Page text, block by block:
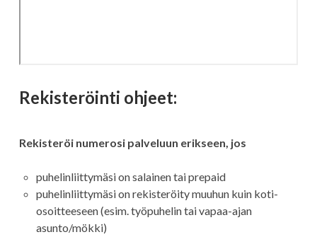
Rekisteröinti ohjeet:
Rekisteröi numerosi palveluun erikseen, jos
puhelinliittymäsi on salainen tai prepaid
puhelinliittymäsi on rekisteröity muuhun kuin koti-
osoitteeseen (esim. työpuhelin tai vapaa-ajan
asunto/mökki)